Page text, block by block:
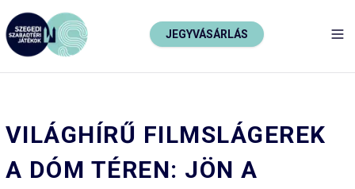
JEGYVÁSÁRLÁS
VILÁGHÍRŰ FILMSLÁGEREK
A DÓM TÉREN: JÖN A